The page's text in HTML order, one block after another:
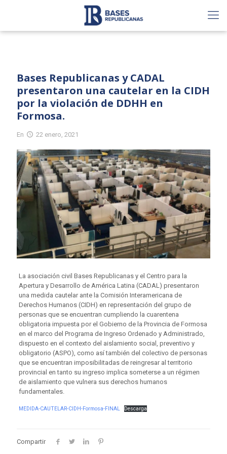
Bases Republicanas y CADAL
presentaron una cautelar en la CIDH
por la violación de DDHH en
Formosa.
En 22 enero, 2021
La asociación civil Bases Republicanas y el Centro para la
Apertura y Desarrollo de América Latina (CADAL) presentaron
una medida cautelar ante la Comisión Interamericana de
Derechos Humanos (CIDH) en representación del grupo de
personas que se encuentran cumpliendo la cuarentena
obligatoria impuesta por el Gobierno de la Provincia de Formosa
en el marco del Programa de Ingreso Ordenado y Administrado,
dispuesto en el contexto del aislamiento social, preventivo y
obligatorio (ASPO), como así también del colectivo de personas
que se encuentran imposibilitadas de reingresar al territorio
provincial en tanto su ingreso implica someterse a un régimen
de aislamiento que vulnera sus derechos humanos
fundamentales.
MEDIDA-CAUTELAR-CIDH-Formosa-FINAL Descarga
Compartir